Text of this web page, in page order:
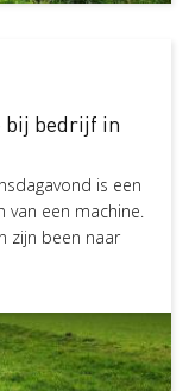
bij bedrijf in
is een
van een machine.
zijn been naar